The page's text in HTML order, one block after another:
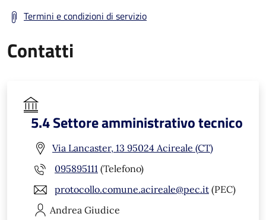
Termini e condizioni di servizio
Contatti
5.4 Settore amministrativo tecnico
Via Lancaster, 13 95024 Acireale (CT)
095895111 (Telefono)
protocollo.comune.acireale@pec.it (PEC)
Andrea Giudice